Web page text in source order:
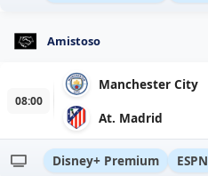
Amistoso
08:00
Manchester City
At. Madrid
Disney+ Premium ESPN